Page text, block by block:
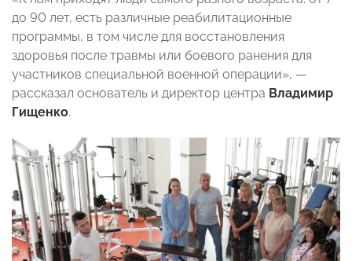
до 90 лет, есть различные реабилитационные
программы, в том числе для восстановления
здоровья после травмы или боевого ранения для
участников специальной военной операции», —
рассказал основатель и директор центра Владимир
Гищенко.